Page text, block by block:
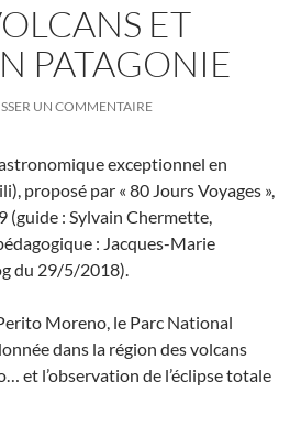
ET
PATAGONIE
UN COMMENTAIRE
exceptionnel en
proposé par « 80 Jours Voyages »,
(guide : Sylvain Chermette,
: Jacques-Marie
du 29/5/2018).
Moreno, le Parc National
dans la région des volcans
et l’observation de l’éclipse totale